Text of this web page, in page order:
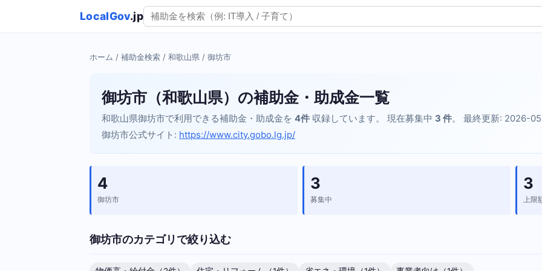
LocalGov.jp
ホーム / 補助金検索 / 和歌山県 / 御坊市
御坊市（和歌山県）の補助金・助成金一覧
和歌山県御坊市で利用できる補助金・助成金を 4件 収録しています。 現在募集中 3 件。 最終更新: 2026-
御坊市公式サイト: https://www.city.gobo.lg.jp/
4
御坊市
3
募集中
3
上限
御坊市のカテゴリで絞り込む